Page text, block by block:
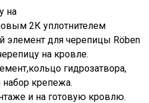
на
2К уплотнителем
элемент для черепицы Röben
на кровле.
гидрозатвора,
набор крепежа.
и на готовую кровлю.